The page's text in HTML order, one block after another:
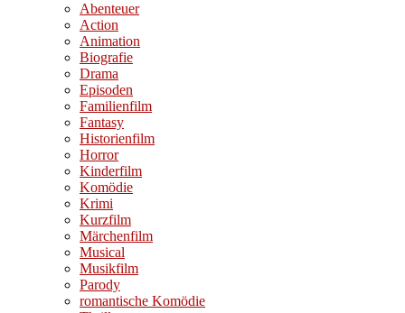
Abenteuer
Action
Animation
Biografie
Drama
Episoden
Familienfilm
Fantasy
Historienfilm
Horror
Kinderfilm
Komödie
Krimi
Kurzfilm
Märchenfilm
Musical
Musikfilm
Parody
romantische Komödie